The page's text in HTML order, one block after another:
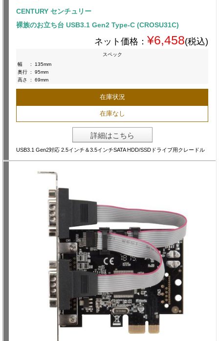
CENTURY センチュリー
裸族のお立ち台 USB3.1 Gen2 Type-C (CROSU31C)
ネット価格： ¥6,458(税込)
スペック
幅
:
135mm
奥行 :
95mm
高さ
: 69mm
在庫状況
在庫なし
詳細はこちら
USB3.1 Gen2対応 2.5インチ＆3.5インチSATA HDD/SSDドライブ用クレードル